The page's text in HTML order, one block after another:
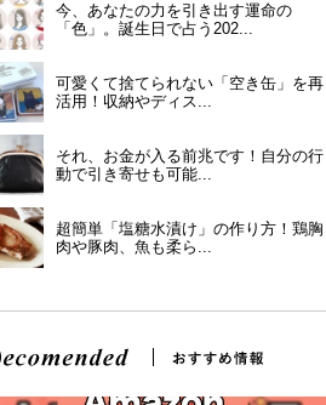
今、あなたの力を引き出す運命の
「色」。誕生日で占う202...
可愛くて捨てられない「空き缶」を再
活用！収納やディス...
それ、お金が入る前兆です！自分の行
動で引き寄せも可能...
超簡単「塩糖水漬け」の作り方！鶏胸
肉や豚肉、魚も柔ら...